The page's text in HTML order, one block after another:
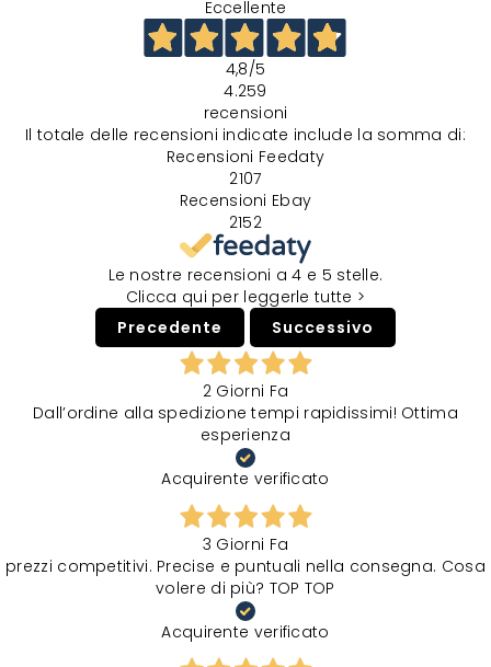
Eccellente
4,8/5
4.259
recensioni
Il totale delle recensioni indicate include la somma di:
Recensioni Feedaty
2107
Recensioni Ebay
2152
Le nostre recensioni a 4 e 5 stelle.
Clicca qui per leggerle tutte >
Precedente
Successivo
2 Giorni Fa
Dall’ordine alla spedizione tempi rapidissimi! Ottima
esperienza
Acquirente verificato
3 Giorni Fa
prezzi competitivi. Precise e puntuali nella consegna. Cosa
volere di più? TOP TOP
Acquirente verificato